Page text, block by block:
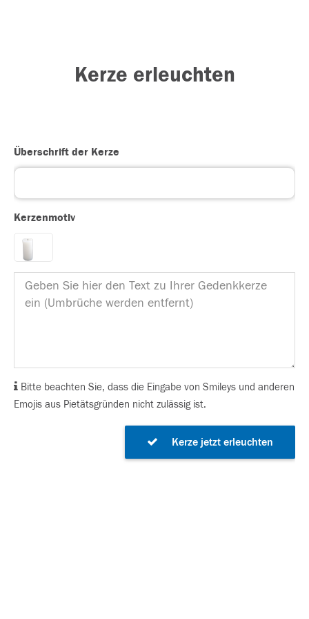
Kerze erleuchten
Überschrift der Kerze
Kerzenmotiv
Bitte beachten Sie, dass die Eingabe von Smileys und anderen
Emojis aus Pietätsgründen nicht zulässig ist.
Kerze jetzt erleuchten